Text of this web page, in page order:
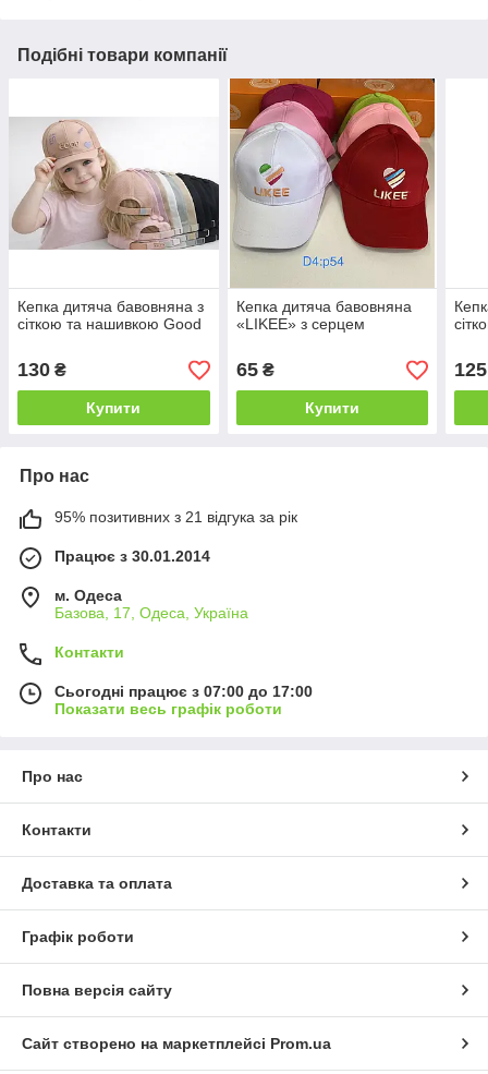
Подібні товари компанії
Кепка дитяча бавовняна з
сіткою та нашивкою Good
130 ₴
Купити
Кепка дитяча бавовняна
«LIKEE» з серцем
65₴
Купити
125
Про нас
95% позитивних з 21 відгука за рік
Працює з 30.01.2014
м. Одеса
Базова, 17, Одеса, Україна
Контакти
Сьогодні працює з 07:00 до 17:00
Показати весь графік роботи
Про нас
Контакти
Доставка та оплата
Графік роботи
Повна версія сайту
Сайт створено на маркетплейсі Prom.ua